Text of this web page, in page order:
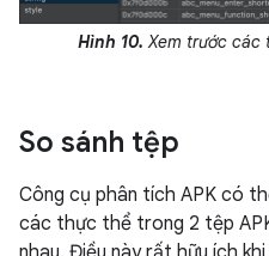
Hình 10. Xem trước các
So sánh tệp
Công cụ phân tích APK có
các thực thể trong 2 tệp